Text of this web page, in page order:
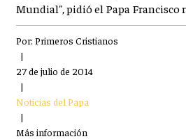
Mundial", pidió el Papa Francisco
Por: Primeros Cristianos
|
27 de julio de 2014
|
Noticias del Papa
|
Más información